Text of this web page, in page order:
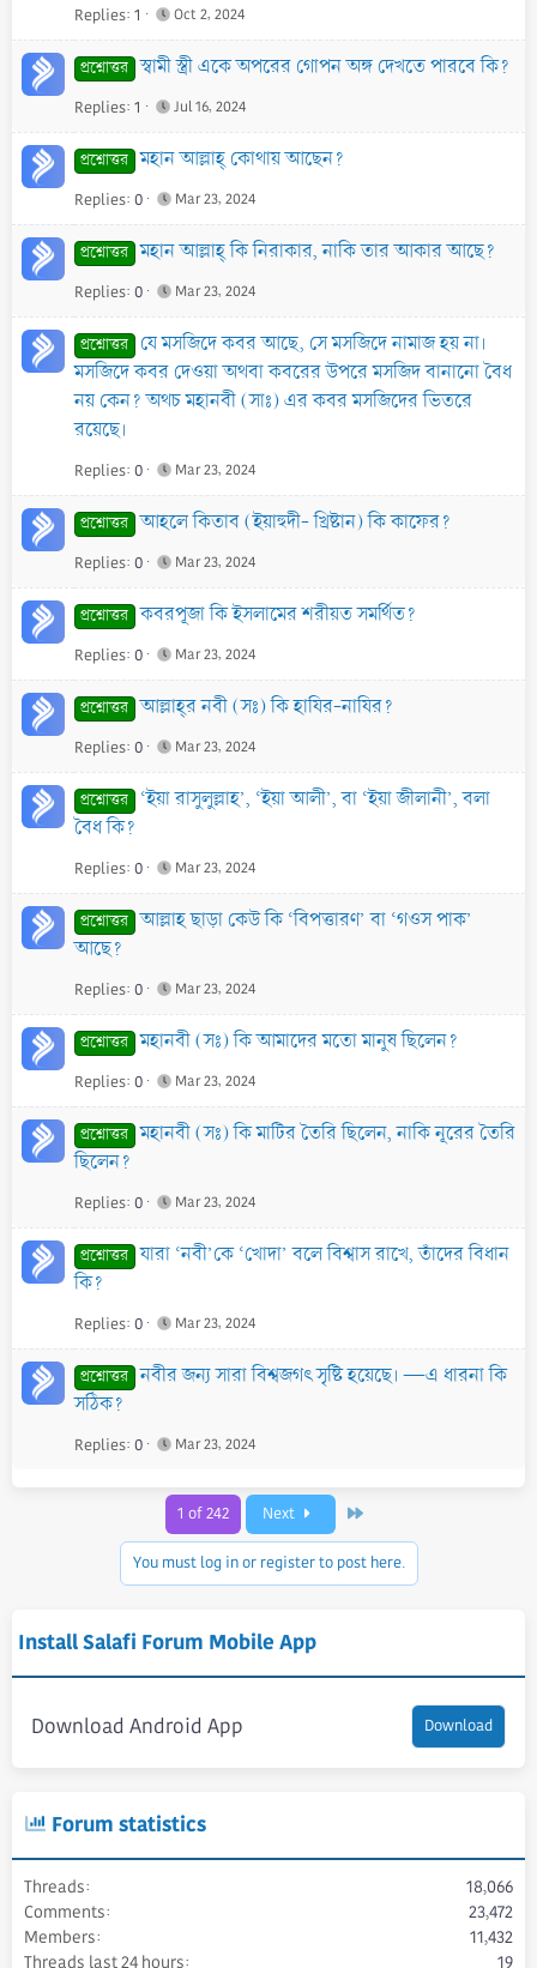
Replies 1 Oct 2, 2024
প্রশ্নোত্তর স্বামী স্ত্রী একে অপরের গোপন অঙ্গ দেখতে পারবে কি?
Replies 1 Jul 16, 2024
প্রশ্নোত্তর মহান আল্লাহ্‌ কোথায় আছেন?
Replies 0 Mar 23, 2024
প্রশ্নোত্তর মহান আল্লাহ্‌ কি নিরাকার, নাকি তার আকার আছে?
Replies 0 Mar 23, 2024
প্রশ্নোত্তর
যে মসজিদে কবর আছে, সে মসজিদে নামাজ হয় না।
মসজিদে কবর দেওয়া অথবা কবরের উপরে মসজিদ বানানো বৈধ
নয় কেন? অথচ মহানবী (সাঃ) এর কবর মসজিদের ভিতরে
রয়েছে।
Replies 0 Mar 23, 2024
প্রশ্নোত্তর আহলে কিতাব (ইয়াহুদী- খ্রিষ্টান) কি কাফের?
Replies 0 Mar 23, 2024
প্রশ্নোত্তর কবরপূজা কি ইসলামের শরীয়ত সমর্থিত?
Replies 0 Mar 23, 2024
প্রশ্নোত্তর আল্লাহ্‌র নবী (সঃ) কি হাযির-নাযির?
Replies 0 Mar 23, 2024
প্রশ্নোত্তর
‘ইয়া রাসুলুল্লাহ’, ‘ইয়া আলী’, বা ‘ইয়া জীলানী’, বলা
বৈধ কি?
Replies 0 Mar 23, 2024
প্রশ্নোত্তর আল্লাহ ছাড়া কেউ কি ‘বিপত্তারণ’ বা ‘গওস পাক’
আছে?
Replies 0 Mar 23, 2024
প্রশ্নোত্তর মহানবী (সঃ) কি আমাদের মতো মানুষ ছিলেন?
Replies 0 Mar 23, 2024
প্রশ্নোত্তর মহানবী (সঃ) কি মাটির তৈরি ছিলেন, নাকি নূরের তৈরি
ছিলেন?
Replies 0 Mar 23, 2024
প্রশ্নোত্তর যারা ‘নবী’কে ‘খোদা’ বলে বিশ্বাস রাখে, তাঁদের বিধান
কি?
Replies 0 Mar 23, 2024
প্রশ্নোত্তর নবীর জন্য সারা বিশ্বজগৎ সৃষ্টি হয়েছে। —এ ধারনা কি
সঠিক?
Replies 0 Mar 23, 2024
1 of 242 Next
You must log in or register to post here.
Install Salafi Forum Mobile App
Download Android App Download
Forum statistics
Threads
18,066
Comments
23,472
Members
11,432
Threads last 24 hours
19